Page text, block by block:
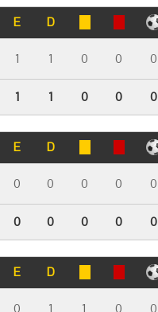
E D
1 1 0 0 0
1 1 0 0 0
E D
0 0 0 0 0
0 0 0 0 0
E D
0 1 1 0 0